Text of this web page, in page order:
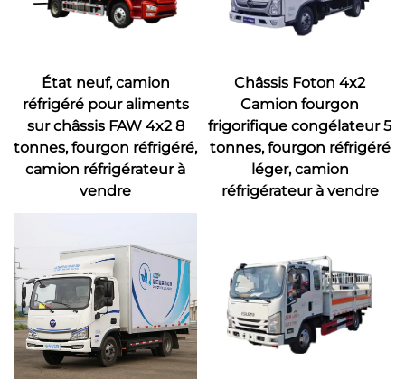
État neuf, camion
réfrigéré pour aliments
sur châssis FAW 4x2 8
tonnes, fourgon réfrigéré,
camion réfrigérateur à
vendre
Châssis Foton 4x2
Camion fourgon
frigorifique congélateur 5
tonnes, fourgon réfrigéré
léger, camion
réfrigérateur à vendre